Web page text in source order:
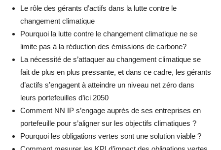
Le rôle des gérants d’actifs dans la lutte contre le
changement climatique
Pourquoi la lutte contre le changement climatique ne se
limite pas à la réduction des émissions de carbone?
La nécessité de s’attaquer au changement climatique se
fait de plus en plus pressante, et dans ce cadre, les gérants
d’actifs s’engagent à atteindre un niveau net zéro dans
leurs portefeuilles d’ici 2050
Comment NN IP s’engage auprès de ses entreprises en
portefeuille pour s’aligner sur les objectifs climatiques ?
Pourquoi les obligations vertes sont une solution viable ?